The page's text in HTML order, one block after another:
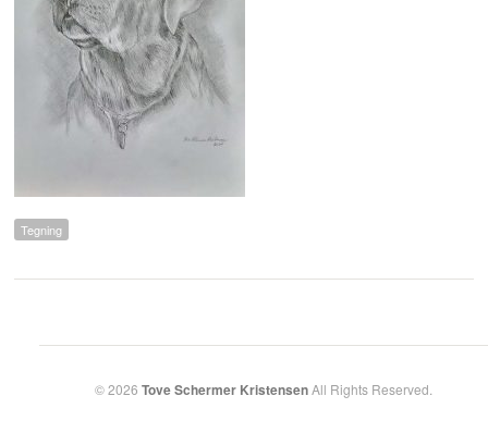
Tegning
© 2026 Tove Schermer KristensenAll Rights Reserved.